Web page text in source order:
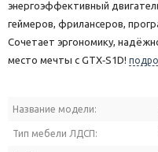
энергоэффективный
геймеров, фрилансеров,
Сочетает эргономику,
место мечты с GTX‑S1D!
Название модели:
Тип мебели ЛДСП: